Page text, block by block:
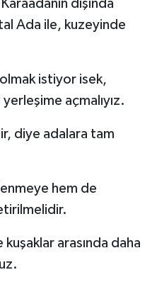
dışında
Ada ile, kuzeyinde
istiyor isek,
açmalıyız.
diye adalara tam
hem de
arasında daha